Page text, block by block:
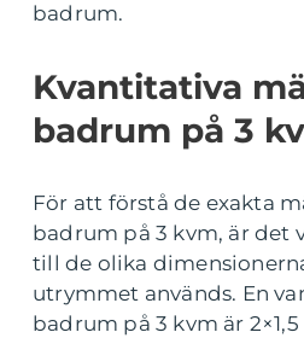
badrum.
Kvantitativa
badrum på 3
För att förstå de exakta
badrum på 3 kvm, är det
till de olika
utrymmet används. En
badrum på 3 kvm är